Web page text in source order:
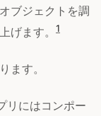
ブジェクトを調
げます。
1
ます。
リにはコンポー